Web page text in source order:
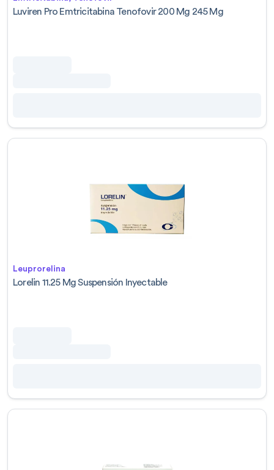
Luviren Pro Emtricitabina Tenofovir 200 Mg 245 Mg
Leuprorelina
Lorelin 11.25 Mg Suspensión Inyectable